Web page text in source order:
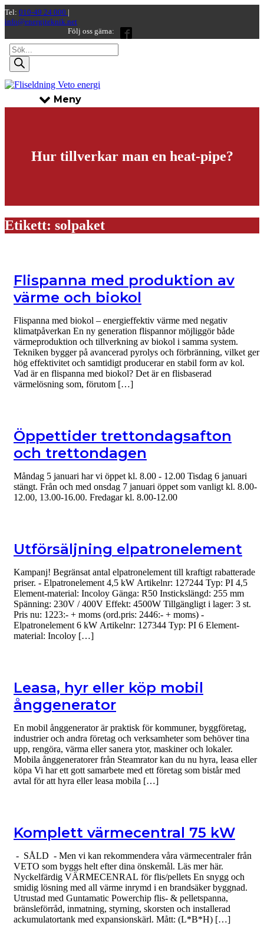
Tel: 010-49 24 000 |
info@energiteknik.net
Följ oss gärna:
Products
search
Meny
Hur tillverkar man en heat-pipe?
Etikett: solpaket
Flispanna med produktion av
värme och biokol
Flispanna med biokol – energieffektiv värme med negativ
klimatpåverkan En ny generation flispannor möjliggör både
värmeproduktion och tillverkning av biokol i samma system.
Tekniken bygger på avancerad pyrolys och förbränning, vilket ger
hög effektivitet och samtidigt producerar en stabil form av kol.
Vad är en flispanna med biokol? Det är en flisbaserad
värmelösning som, förutom […]
Öppettider trettondagsafton
och trettondagen
Måndag 5 januari har vi öppet kl. 8.00 - 12.00 Tisdag 6 januari
stängt. Från och med onsdag 7 januari öppet som vanligt kl. 8.00-
12.00, 13.00-16.00. Fredagar kl. 8.00-12.00
Utförsäljning elpatronelement
Kampanj! Begränsat antal elpatronelement till kraftigt rabatterade
priser. - Elpatronelement 4,5 kW Artikelnr: 127244 Typ: PI 4,5
Element-material: Incoloy Gänga: R50 Instickslängd: 255 mm
Spänning: 230V / 400V Effekt: 4500W Tillgängligt i lager: 3 st.
Pris nu: 1223:- + moms (ord.pris: 2446:- + moms) -
Elpatronelement 6 kW Artikelnr: 127344 Typ: PI 6 Element-
material: Incoloy […]
Leasa, hyr eller köp mobil
ånggenerator
En mobil ånggenerator är praktisk för kommuner, byggföretag,
industrier och andra företag och verksamheter som behöver tina
upp, rengöra, värma eller sanera ytor, maskiner och lokaler.
Mobila ånggeneratorer från Steamrator kan du nu hyra, leasa eller
köpa Vi har ett gott samarbete med ett företag som bistår med
avtal för att hyra eller leasa mobila […]
Komplett värmecentral 75 kW
- SÅLD - Men vi kan rekommendera våra värmecentraler från
VETO som byggs helt efter dina önskemål. Läs mer här.
Nyckelfärdig VÄRMECENRAL för flis/pellets En snygg och
smidig lösning med all värme inrymd i en brandsäker byggnad.
Utrustad med Guntamatic Powerchip flis- & pelletspanna,
bränsleförråd, inmatning, styrning, skorsten och installerad
ackumulatortank med expansionskärl. Mått: (L*B*H) […]